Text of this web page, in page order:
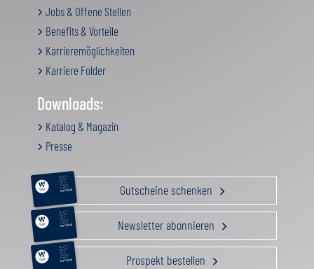
Jobs & Offene Stellen
Benefits & Vorteile
Karrieremöglichkeiten
Karriere Folder
Downloads:
Katalog & Magazin
Presse
RELAX &
BEAUTY
AKTIV
GENUSS
FAMILIE
GUTSCHEIN Gutscheine schenken
RELAX &
BEAUTY
AKTIV
GENUSS
FAMILIE
GUTSCHEIN Newsletter abonnieren
RELAX &
BEAUTY
AKTIV
GENUSS
FAMILIE
GUTSCHEIN Prospekt bestellen